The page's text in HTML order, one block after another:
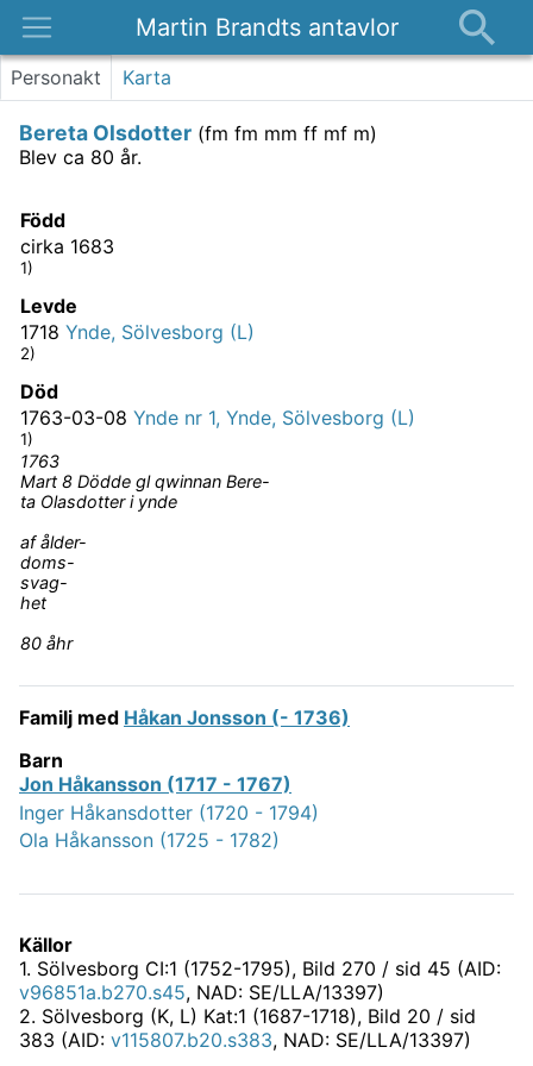
Martin Brandts antavlor
Platser
Om
Personakt Karta
Bereta Olsdotter (fm fm mm ff mf m)
Blev ca 80 år.
Född
cirka 1683
1)
Levde
1718 Ynde, Sölvesborg (L)
2)
Död
1763-03-08 Ynde nr 1, Ynde, Sölvesborg (L)
1)
1763
Mart 8 Dödde gl qwinnan Bere-
ta Olasdotter i ynde
af ålder-
doms-
svag-
het
80 åhr
Familj med Håkan Jonsson (- 1736)
Barn
Jon Håkansson (1717 - 1767)
Inger Håkansdotter (1720 - 1794)
Ola Håkansson (1725 - 1782)
Källor
1. Sölvesborg CI:1 (1752-1795), Bild 270 / sid 45 (AID:
v96851a.b270.s45, NAD: SE/LLA/13397)
2. Sölvesborg (K, L) Kat:1 (1687-1718), Bild 20 / sid
383 (AID: v115807.b20.s383, NAD: SE/LLA/13397)